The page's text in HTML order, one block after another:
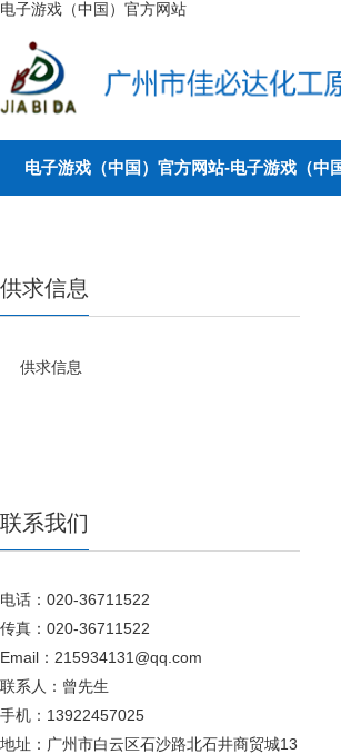
电子游戏（中国）官方网站
电子游戏（中国）官方网站-电子游戏（中国
供求信息
供求信息
联系我们
电话：020-36711522
传真：020-36711522
Email：215934131@qq.com
联系人：曾先生
手机：13922457025
地址：广州市白云区石沙路北石井商贸城13